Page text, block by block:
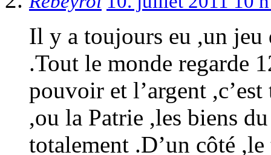
Il y a toujours eu ,un jeu
.Tout le monde regarde
pouvoir et l’argent
,ou la Patrie ,les biens
totalement .D’un côté